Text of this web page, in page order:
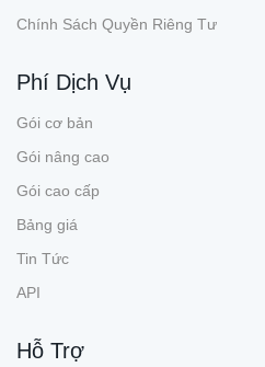
Chính Sách Quyền Riêng Tư
Phí Dịch Vụ
Gói cơ bản
Gói nâng cao
Gói cao cấp
Bảng giá
Tin Tức
API
Hỗ Trợ